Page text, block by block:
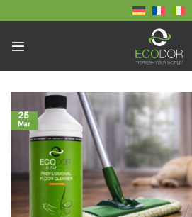
na
25
Mar